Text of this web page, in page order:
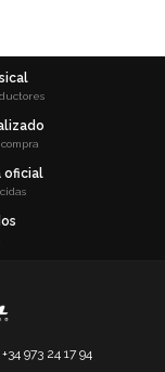
oficial
+34 973 24 17 94